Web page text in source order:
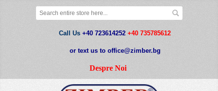
Call Us +40 723614252 +40 735785612
or text us to office@zimber.bg
Despre Noi